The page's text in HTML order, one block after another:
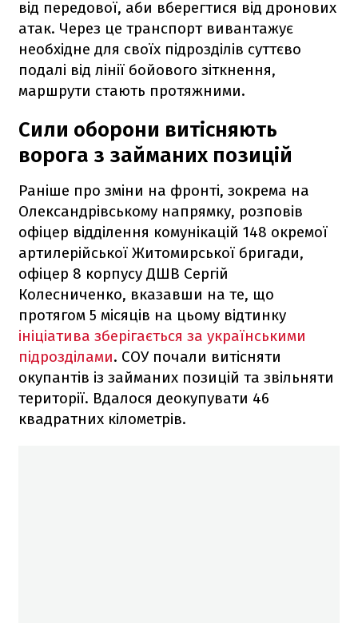
від передової, аби вберегтися від дронових
атак. Через це транспорт вивантажує
необхідне для своїх підрозділів суттєво
подалі від лінії бойового зіткнення,
маршрути стають протяжними.
Сили оборони витісняють
ворога з займаних позицій
Раніше про зміни на фронті, зокрема на
Олександрівському напрямку, розповів
офіцер відділення комунікацій 148 окремої
артилерійської Житомирської бригади,
офіцер 8 корпусу ДШВ Сергій
Колесниченко, вказавши на те, що
протягом 5 місяців на цьому відтинку
ініціатива зберігається за українськими
підрозділами. СОУ почали витісняти
окупантів із займаних позицій та звільняти
території. Вдалося деокупувати 46
квадратних кілометрів.